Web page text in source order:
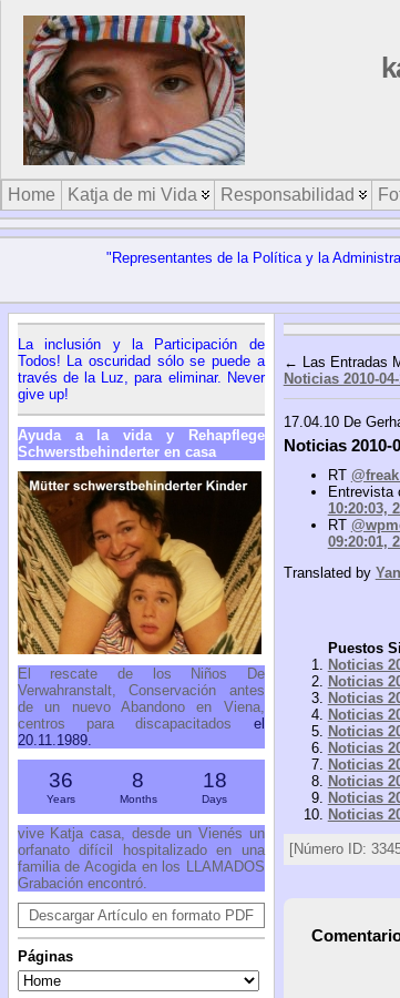
Home Katja de mi Vida Responsabilidad
"Representantes de la Política y la
La inclusión y la Participación de
Todos! La oscuridad sólo se puede a
través de la Luz, para eliminar. Never
give up!
Ayuda a la vida y Rehapflege
Schwerstbehinderter en casa
El rescate de los Niños De
Verwahranstalt, Conservación antes
de un nuevo Abandono en Viena,
centros para discapacitados el
20.11.1989.
36
Years
8
Months
18
Days
vive Katja casa, desde un Vienés un
orfanato difícil hospitalizado en una
familia de Acogida en los LLAMADOS
Grabación encontró.
Descargar Artículo en formato PDF
Páginas
← Las Entradas
Noticias 2010-
17.04.10 De
Noticias 2010-
RT
Entrevista
10:20:03,
RT
09:20:01,
Translated by
Puestos
Noticias
Noticias
Noticias
Noticias
Noticias
Noticias
Noticias
Noticias
Noticias
Noticias
[Número ID: